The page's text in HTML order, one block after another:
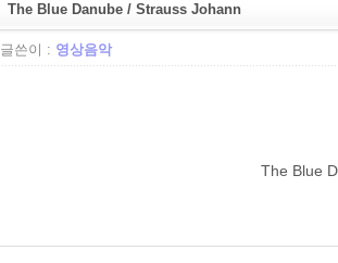
The Blue Danube / Strauss Johann
글쓴이 : 영상음악
The Blue